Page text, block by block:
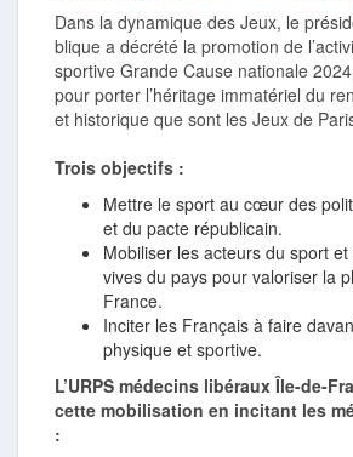
Dans la dynamique des Jeux, le
blique a décrété la promotion de
sportive Grande Cause nationale
pour porter l’héritage immatériel du
et historique que sont les Jeux de
Trois objectifs :
Mettre le sport au cœur des
et du pacte républicain.
Mobiliser les acteurs du sport
vives du pays pour valoriser la
France.
Inciter les Français à faire
physique et sportive.
L’URPS médecins libéraux Île-de-
cette mobilisation en incitant les
: